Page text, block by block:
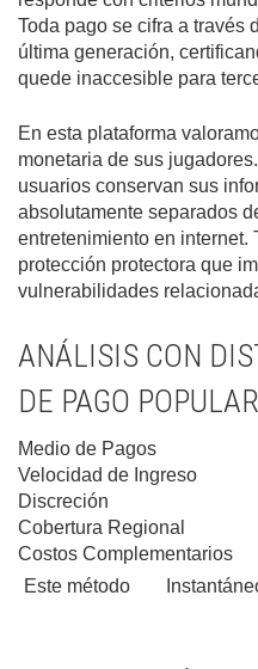
Toda pago se cifra a través
última generación,
quede inaccesible para
En esta plataforma
monetaria de sus
usuarios conservan sus
absolutamente separados
entretenimiento en internet.
protección protectora que
vulnerabilidades
ANÁLISIS CON
DE PAGO
Medio de Pagos
Velocidad de Ingreso
Discreción
Cobertura Regional
Costos Complementarios
Este método